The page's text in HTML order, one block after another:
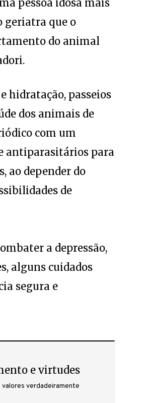
pessoa idosa mais
geriatra que o
do animal
hidratação, passeios
dos animais de
com um
antiparasitários para
ao depender do
de
a depressão,
alguns cuidados
segura e
e virtudes
verdadeiramente